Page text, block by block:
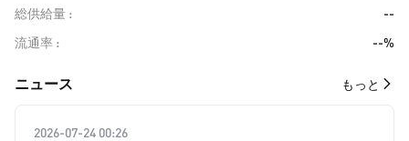
総供給量
--
流通率
--%
​​ニュース​​ もっと
2026-07-24 00:26